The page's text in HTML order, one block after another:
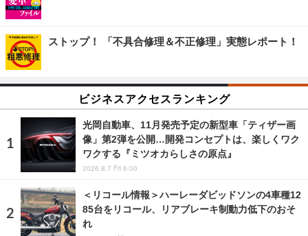
ストップ！ 「不具合修理＆不正修理」実態レポート！
ビジネスアクセスランキング
光岡自動車、11月発売予定の新型車「ティザー画
像」第2弾を公開…開発コンセプトは、楽しくワク
ワクする『ミツオカらしさの原点』
2026.8.7 Fri 6:00
＜リコール情報＞ハーレーダビッドソンの4車種12
85台をリコール、リアブレーキ制動力低下のおそ
れ